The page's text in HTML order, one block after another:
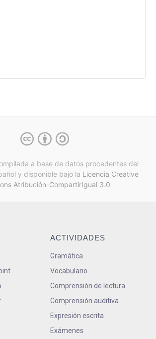
a base de datos procedentes del
y disponible bajo la Licencia Creative
Atribución-CompartirIgual 3.0
ACTIVIDADES
Gramática
Vocabulario
Comprensión de lectura
Comprensión auditiva
Expresión escrita
Exámenes